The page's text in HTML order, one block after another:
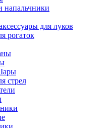
напальчники
для луков
рогаток
стрел